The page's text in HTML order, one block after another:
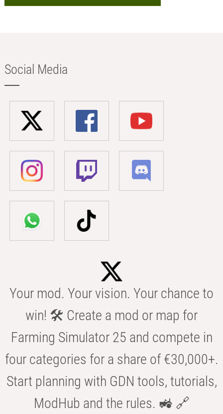
Social Media
Your mod. Your vision. Your chance to
win! 🛠️ Create a mod or map for
Farming Simulator 25 and compete in
four categories for a share of €30,000+.
Start planning with GDN tools, tutorials,
ModHub and the rules. 🚜 🔗